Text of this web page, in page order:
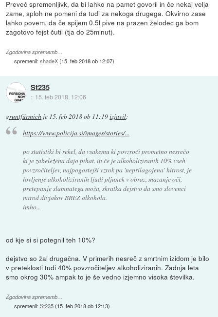
Preveč spremenljivk, da bi lahko na pamet govoril in če nekaj velja
zame, sploh ne pomeni da tudi za nekoga drugega. Okvirno zase
lahko povem, da če spijem 0.5l pive na prazen želodec ga bom
zagotovo fejst čutil (tja do 25minut).
Zgodovina sprememb…
spremenil:shadeX(15. feb 2018 ob 12:07)
St235
:: 15. feb 2018, 12:06
gruntfürmich je 15. feb 2018 ob 11:19izjavil:
https://www.policija.si/images/stories/...
po statistiki bi rekel, da vsakemu ki povzroči prometno nesrečo
ki je zabeležena dajo pihat. in če je alkoholiziranih 10% vseh
povzročiteljev, najpogostejši vzrok pa 'neprilagojena' hitrost, je
lovljenje alkoholiziranih ljudi pljunek v obraz, mazanje oči,
pretepanje slamnatega moža, skratka dejstvo da smo slovenci
narod divjakov BREZ alkohola.
imho...
od kje si si potegnil teh 10%?
dejstvo so žal drugačna. V primerih nesreč z smrtnim izidom je bilo
v preteklosti tudi 40% povzročiteljev alkoholiziranih. Zadnja leta
smo okrog 30% ampak to je še vedno izjemno visoka številka.
Zgodovina sprememb…
spremenil:St235(15. feb 2018 ob 12:13)